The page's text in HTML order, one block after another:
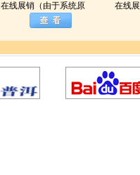
在线展销（由于系统原
在线